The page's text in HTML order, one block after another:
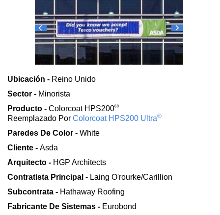
Ubicación - Reino Unido
Sector - Minorista
Producto - Colorcoat HPS200®
Reemplazado Por Colorcoat HPS200 Ultra®
Paredes De Color - White
Cliente - Asda
Arquitecto - HGP Architects
Contratista Principal - Laing O'rourke/Carillion
Subcontrata - Hathaway Roofing
Fabricante De Sistemas - Eurobond